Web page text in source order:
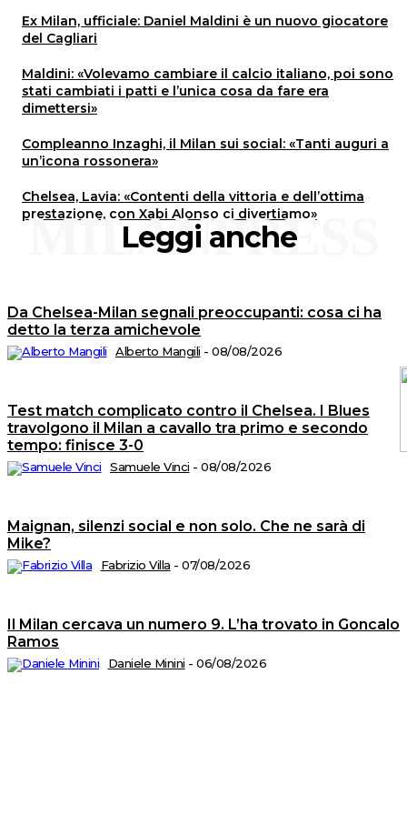
Ex Milan, ufficiale: Daniel Maldini è un nuovo giocatore
del Cagliari
Maldini: «Volevamo cambiare il calcio italiano, poi sono
stati cambiati i patti e l’unica cosa da fare era
dimettersi»
Compleanno Inzaghi, il Milan sui social: «Tanti auguri a
un’icona rossonera»
Chelsea, Lavia: «Contenti della vittoria e dell’ottima
prestazione, con Xabi Alonso ci divertiamo»
Leggi anche
MILANPRESS
Da Chelsea-Milan segnali preoccupanti: cosa ci ha
detto la terza amichevole
Alberto Mangili - 08/08/2026
Test match complicato contro il Chelsea. I Blues
travolgono il Milan a cavallo tra primo e secondo
tempo: finisce 3-0
Samuele Vinci - 08/08/2026
Maignan, silenzi social e non solo. Che ne sarà di
Mike?
Fabrizio Villa - 07/08/2026
Il Milan cercava un numero 9. L’ha trovato in Goncalo
Ramos
Daniele Minini - 06/08/2026